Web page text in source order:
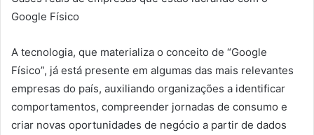
Google Físico
A tecnologia, que materializa o conceito de “Google
Físico”, já está presente em algumas das mais relevantes
empresas do país, auxiliando organizações a identificar
comportamentos, compreender jornadas de consumo e
criar novas oportunidades de negócio a partir de dados